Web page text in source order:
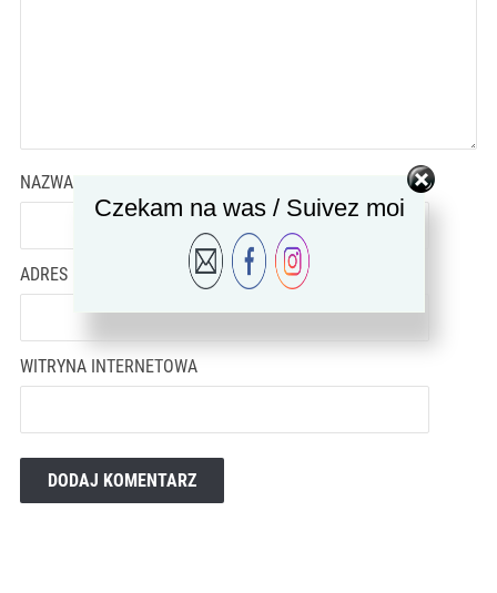
NAZWA
ADRES EMAIL
WITRYNA INTERNETOWA
Czekam na was / Suivez moi